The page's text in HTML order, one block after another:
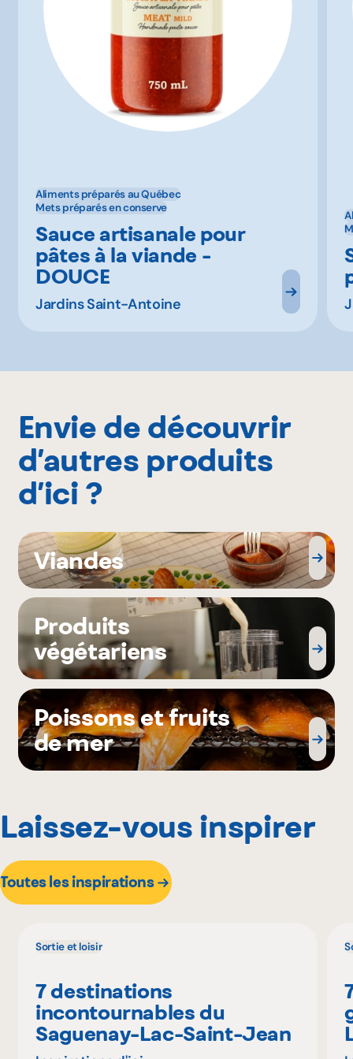
Aliments préparés au Québec
Mets préparés en conserve
Sauce artisanale pour
pâtes à la viande -
DOUCE
Jardins Saint-Antoine
Envie de découvrir
d’autres produits
d’ici ?
Viandes
Produits
végétariens
Poissons et fruits
de mer
Laissez-vous inspirer
Toutes les inspirations
Sortie et loisir
7 destinations
incontournables du
Saguenay-Lac-Saint-Jean